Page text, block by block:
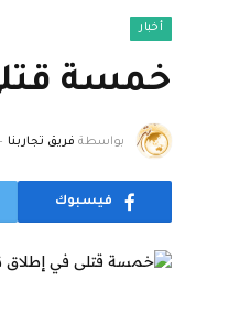
أخبار
خمسة
بواسطة فريق تجاربنا
فيسبوك